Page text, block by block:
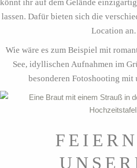
könnt ihr auf dem Gelände
lassen. Dafür bieten sich die
Location an.
Wie wäre es zum Beispiel mit
See, idyllischen Aufnahmen im
besonderen Fotoshooting mit